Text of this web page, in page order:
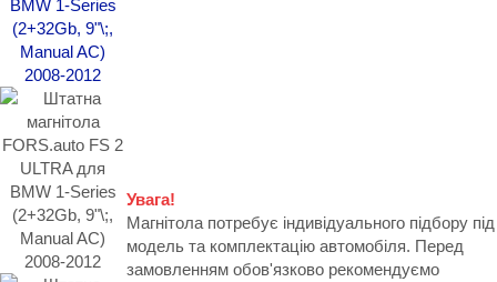
Увага!
Магнітола потребує індивідуального підбору під
модель та комплектацію автомобіля. Перед
замовленням обов'язково рекомендуємо